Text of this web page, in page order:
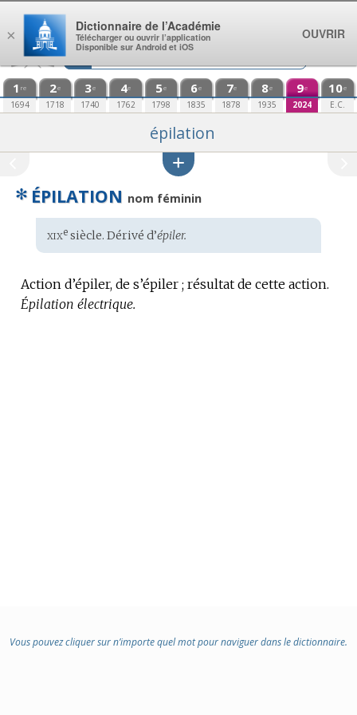
Aller au contenu
1 re
1694
2e
1718
3e
1740
4e
1762
5e
1798
6e
1835
7e
1878
8e
1935
9e
2024
10e
E.C.
épilation
✻ ÉPILATION nom féminin
Étymologie
:
xixesiècle. Dérivé d’épiler.
Action d’épiler, de s’épiler ; résultat de cette action.
Épilation électrique.
Vous pouvez cliquer sur n’importe quel mot pour naviguer dans le dictionnaire.
×
Dictionnaire de l’Académie
Télécharger ou ouvrir l’application
Disponible sur Android et iOS
OUVRIR